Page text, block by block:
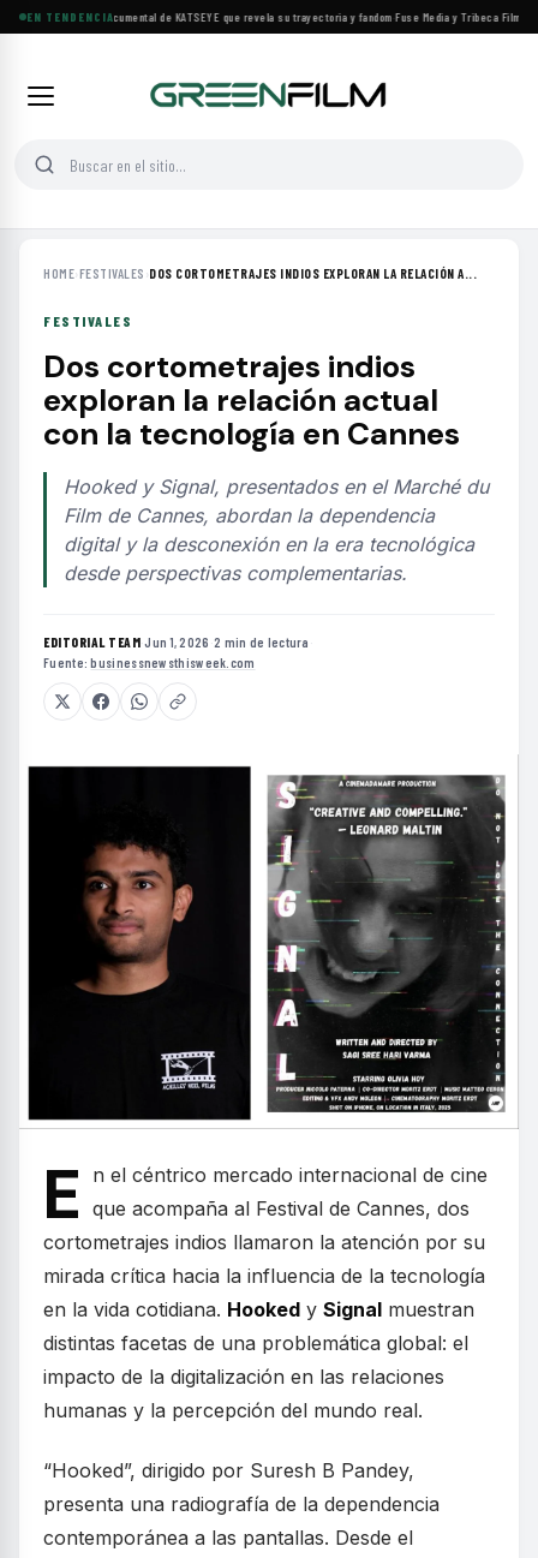
EN TENDENCIA
Llega a cines el documental de KATSEYE que revela su trayectoria y fandom·Fuse Media y Tribeca Films
HOME›FESTIVALES ›DOS CORTOMETRAJES INDIOS EXPLORAN LA RELACIÓN A...
FESTIVALES
Dos cortometrajes indios
exploran la relación actual
con la tecnología en Cannes
Hooked y Signal, presentados en el Marché du
Film de Cannes, abordan la dependencia
digital y la desconexión en la era tecnológica
desde perspectivas complementarias.
EDITORIAL TEAM·Jun 1, 2026 ·2 min de lectura ·
Fuente:businessnewsthisweek.com
E
n el céntrico mercado internacional de cine
que acompaña al Festival de Cannes, dos
cortometrajes indios llamaron la atención por su
mirada crítica hacia la influencia de la tecnología
en la vida cotidiana. Hooked y Signal muestran
distintas facetas de una problemática global: el
impacto de la digitalización en las relaciones
humanas y la percepción del mundo real.
“Hooked”, dirigido por Suresh B Pandey,
presenta una radiografía de la dependencia
contemporánea a las pantallas. Desde el